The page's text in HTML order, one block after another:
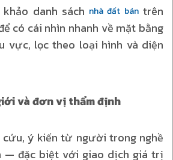
danh sách nhà đất bántrên
có cái nhìn nhanh về mặt bằng
vực, lọc theo loại hình và diện
và đơn vị thẩm định
cứu, ý kiến từ người trong nghề
— đặc biệt với giao dịch giá trị